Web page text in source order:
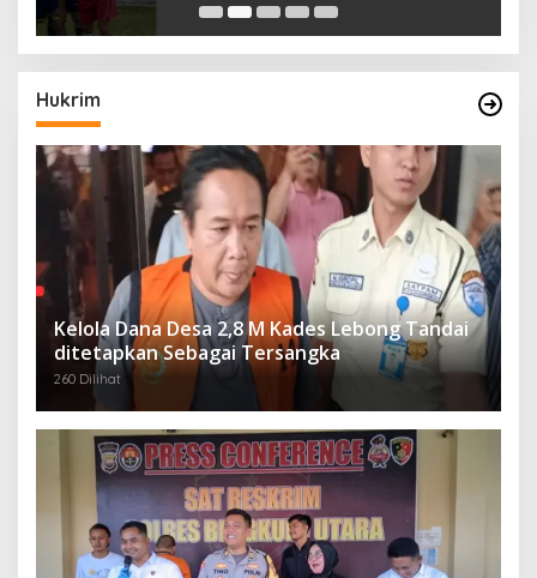
Hukrim
Kelola Dana Desa 2,8 M Kades Lebong Tandai
ditetapkan Sebagai Tersangka
260 Dilihat